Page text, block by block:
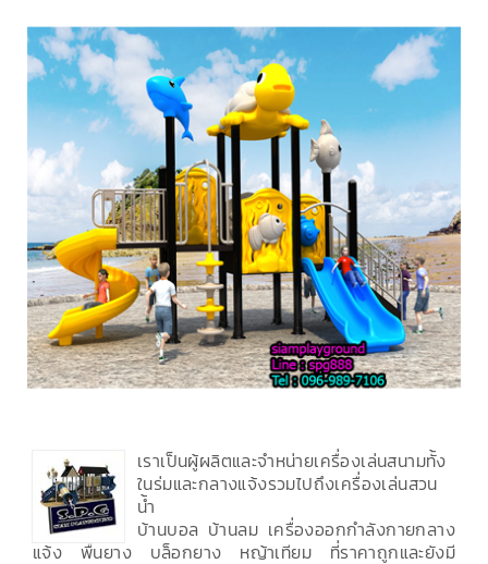
เราเป็นผู้ผลิตและจำหน่ายเครื่องเล่นสนามทั้ง
ในร่มและกลางแจ้งรวมไปถึงเครื่องเล่นสวน
น้ำ
บ้านบอล บ้านลม เครื่องออกกำลังกายกลาง
แจ้ง พื้นยาง บล็อกยาง หญ้าเทียม ที่ราคาถูกและยังมี